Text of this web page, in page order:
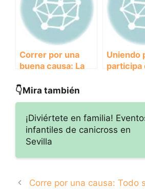
Correr por una
buena causa: La
Canicross
Uniendo
participa
👇Mira también
¡Diviértete en familia!
infantiles de canicross en
Sevilla
Corre por una causa: Todo